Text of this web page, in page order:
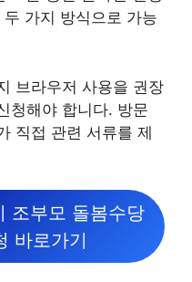
가지 방식으로 가능
브라우저 사용을 권장
청해야 합니다. 방문
직접 관련 서류를 제
조부모 돌봄수당
바로가기